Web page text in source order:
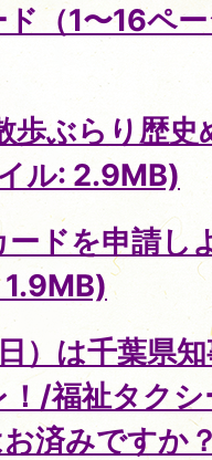
（1〜16ペ
歩ぶらり歴
ル: 2.9MB)
ドを申請し
）は千葉県
/福祉タク
済みですか